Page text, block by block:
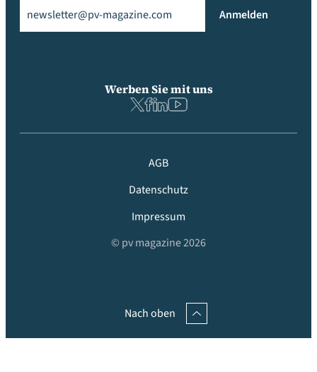
Anmelden
Werben Sie mit uns
AGB
Datenschutz
Impressum
© pv magazine 2026
Nach oben